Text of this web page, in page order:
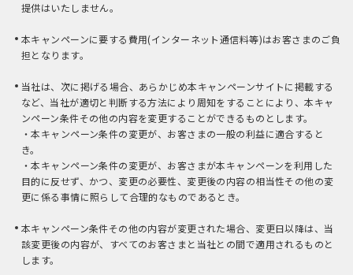
提供はいたしません。
本キャンペーンに要する費用(インターネット通信料等)はお客さまのご負
担となります。
当社は、次に掲げる場合、あらかじめ本キャンペーンサイトに掲載する
など、当社が適切と判断する方法により周知をすることにより、本キャ
ンペーン条件その他の内容を変更することができるものとします。
・本キャンペーン条件の変更が、お客さまの一般の利益に適合すると
き。
・本キャンペーン条件の変更が、お客さまが本キャンペーンを利用した
目的に反せず、かつ、変更の必要性、変更後の内容の相当性その他の変
更に係る事情に照らして合理的なものであるとき。
本キャンペーン条件その他の内容が変更された場合、変更日以降は、当
該変更後の内容が、すべてのお客さまと当社との間で適用されるものと
します。